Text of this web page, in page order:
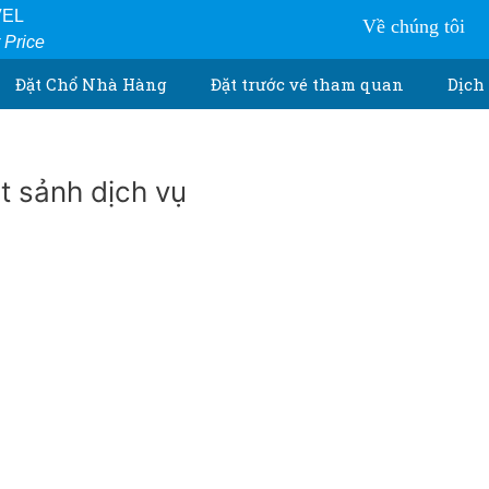
Price
Về chúng tôi
Đặt Chổ Nhà Hàng Đặt trước vé tham quan
sảnh dịch vụ